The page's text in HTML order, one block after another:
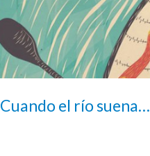
Cuando el río suena…